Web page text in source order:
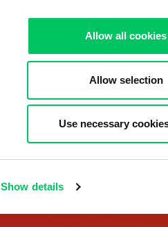
Show details
Allow all cookies
Allow selection
Use necessary